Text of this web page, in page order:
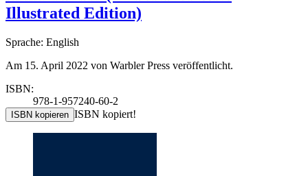
Illustrated Edition)
Sprache: English
Am 15. April 2022 von Warbler Press veröffentlicht.
ISBN:
978-1-957240-60-2
ISBN kopieren ISBN kopiert!